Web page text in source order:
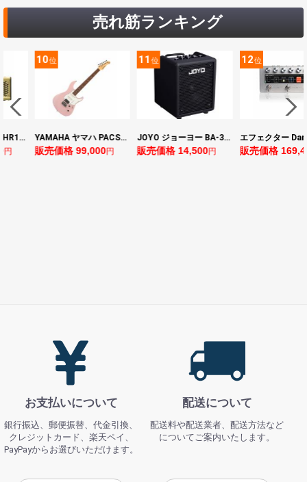
売れ筋ランキング
ヤマハ YAMAHA THR10II 小型ギターアンプ
円
10位
YAMAHA ヤマハ PACS+12 ASP Pacifica Standard Plus パシフィカスタンダードプラス エレキギター
販売価格 99,000円
11位
JOYO ジョーヨー BA-30 VIBE CUBE BLK 30W 小型ベースアンプ Bluetooth+OTGオーディオI/F搭載
販売価格 14,500円
12位
販売価格
お支払いについて
銀行振込、郵便振替、代金引換、
クレジットカード、楽天ペイ、
PayPayからお選びいただけます。
配送について
配送料や配送業者、配送方法など
についてご案内いたします。